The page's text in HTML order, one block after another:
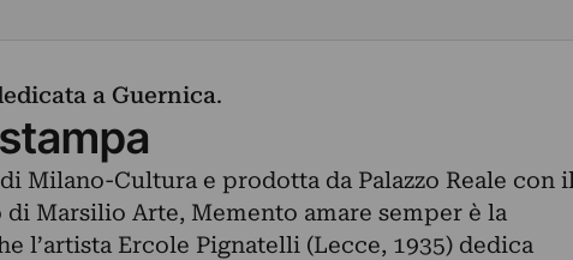
a Guernica.
Milano-Cultura e prodotta da Palazzo Reale con
Marsilio Arte, Memento amare semper è la
l’artista Ercole Pignatelli(Lecce, 1935) dedica